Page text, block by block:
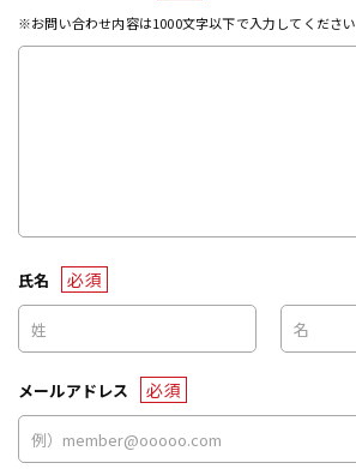
※お問い合わせ内容は1000文字以下で入力してください
氏名 必須
メールアドレス 必須